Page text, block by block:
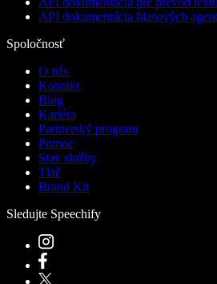
API dokumentácia hlasových
Spoločnosť
O nás
Kontakt
Blog
Kariéra
Partnerský program
Pomoc
Stav služby
Tlač
Brand Kit
Sledujte Speechify